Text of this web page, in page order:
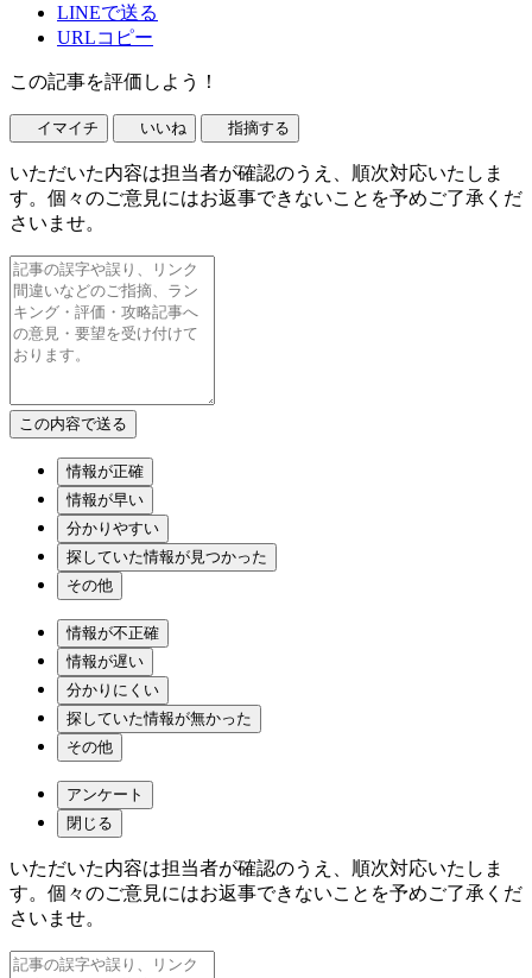
LINEで送る
URLコピー
この記事を評価しよう！
イマイチ いいね 指摘する
いただいた内容は担当者が確認のうえ、順次対応いたしま
す。個々のご意見にはお返事できないことを予めご了承くだ
さいませ。
情報が正確
情報が早い
分かりやすい
探していた情報が見つかった
その他
情報が不正確
情報が遅い
分かりにくい
探していた情報が無かった
その他
アンケート
閉じる
いただいた内容は担当者が確認のうえ、順次対応いたしま
す。個々のご意見にはお返事できないことを予めご了承くだ
さいませ。